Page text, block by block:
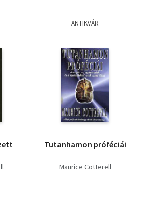
ANTIKVÁR
Tutanhamon próféciái
Maurice Cotterell